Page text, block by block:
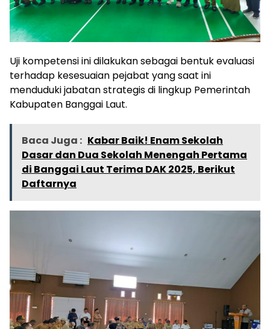
Uji kompetensi ini dilakukan sebagai bentuk evaluasi
terhadap kesesuaian pejabat yang saat ini
menduduki jabatan strategis di lingkup Pemerintah
Kabupaten Banggai Laut.
Baca Juga : Kabar Baik! Enam Sekolah
Dasar dan Dua Sekolah Menengah Pertama
di Banggai Laut Terima DAK 2025, Berikut
Daftarnya